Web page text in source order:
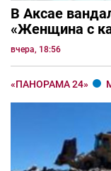
В Аксае
«Женщина с
вчера, 18:56
«ПАНОРАМА 24»